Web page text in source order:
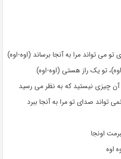
می تواند مرا به آنجا برساند (اوه-اوه)
تو یک راز هستی (اوه-اوه)
چیزی نیستید که به نظر می رسید
تواند صدای تو مرا به آنجا ببرد
اونجا
اوه